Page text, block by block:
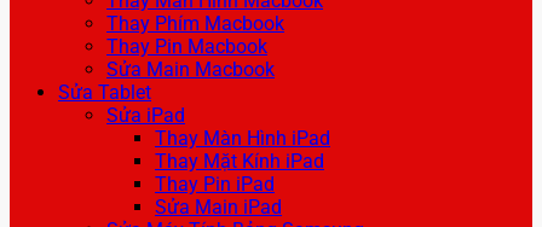
Thay Phím Macbook
Thay Pin Macbook
Sửa Main Macbook
Sửa Tablet
Sửa iPad
Thay Màn Hình iPad
Thay Mặt Kính iPad
Thay Pin iPad
Sửa Main iPad